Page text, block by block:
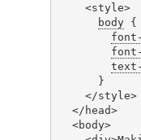
body {
text-